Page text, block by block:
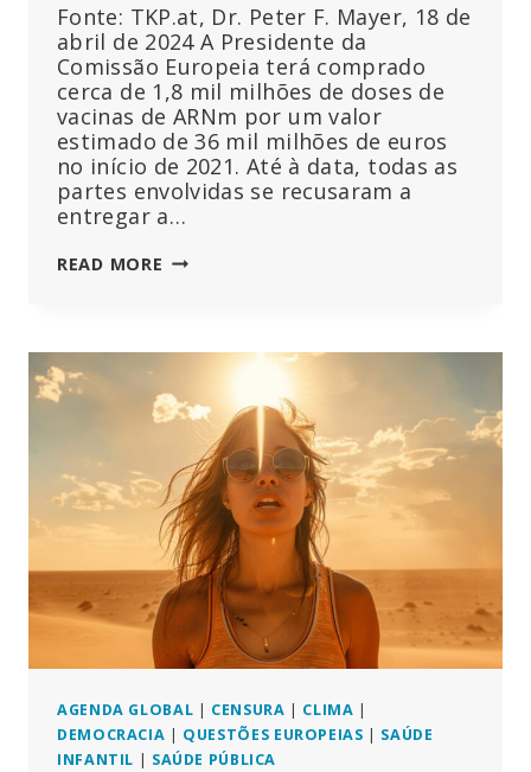
Fonte: TKP.at, Dr. Peter F. Mayer, 18 de
abril de 2024 A Presidente da
Comissão Europeia terá comprado
cerca de 1,8 mil milhões de doses de
vacinas de ARNm por um valor
estimado de 36 mil milhões de euros
no início de 2021. Até à data, todas as
partes envolvidas se recusaram a
entregar a…
READ MORE O
A
DIVULGAÇÃO
MENSAGENS
DE
TEXTO
SECRETAS
ENTRE
A
UE-
LEYEN
BOURLA
DA
PFIZER
AGENDA GLOBAL | CENSURA | CLIMA |
DEMOCRACIA | QUESTÕES EUROPEIAS | SAÚDE
INFANTIL | SAÚDE PÚBLICA